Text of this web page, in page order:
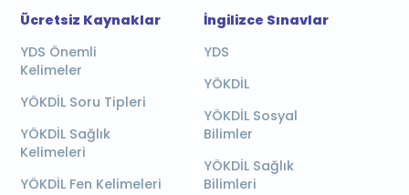
Ücretsiz Kaynaklar
YDS Önemli
Kelimeler
YÖKDİL Soru Tipleri
YÖKDİL Sağlık
Kelimeleri
YÖKDİL Fen Kelimeleri
İngilizce Sınavlar
YDS
YÖKDİL
YÖKDİL Sosyal
Bilimler
YÖKDİL Sağlık
Bilimleri